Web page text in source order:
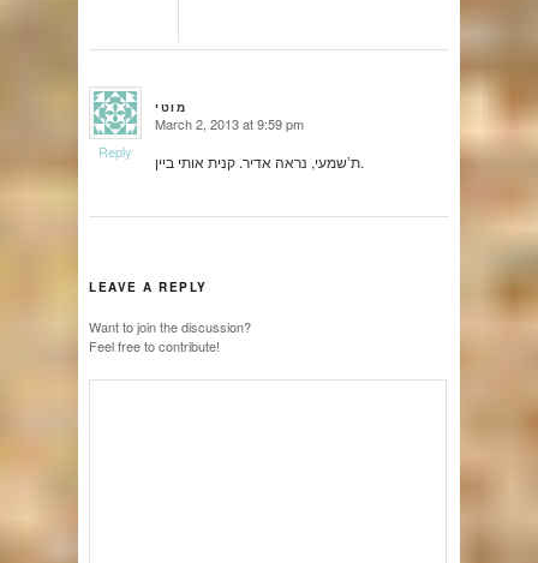
מוטי
says: March 2, 2013 at 9:59 pm
ת’שמעי, נראה אדיר. קנית אותי ביין. Reply
LEAVE A REPLY
Want to join the discussion?
Feel free to contribute!